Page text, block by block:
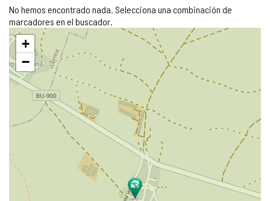
No hemos encontrado nada. Selecciona una combinación de
marcadores en el buscador.
Saltar
mapa
+
−